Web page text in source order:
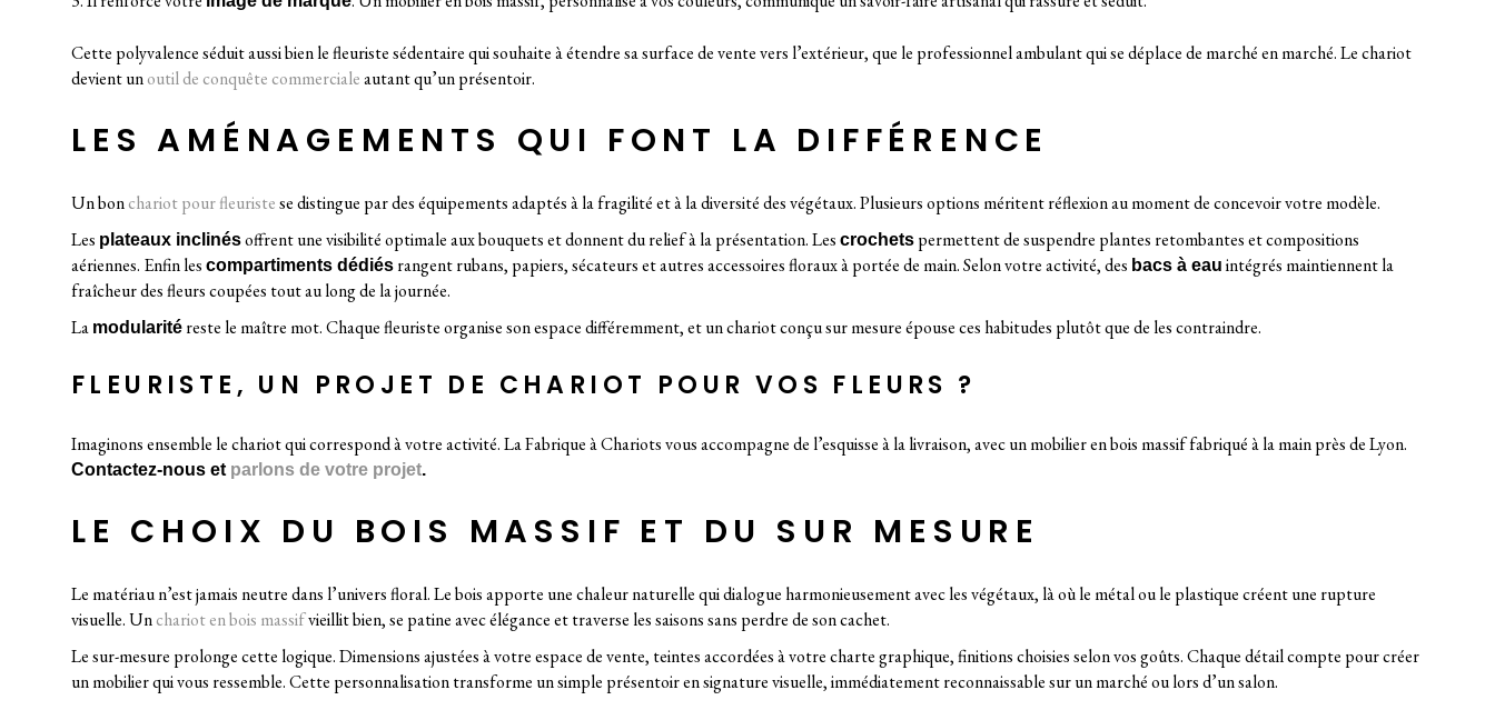
Cette polyvalence séduit aussi bien le fleuriste sédentaire qui souhaite à étendre sa surface de vente vers l’extérieur, que le professionnel ambulant qui se déplace de marché en marché. Le chariot
devient unoutil de conquête commercialeautant qu’un présentoir.
LES AMÉNAGEMENTS QUI FONT LA DIFFÉRENCE
Un bonchariot pour fleuristese distingue par des équipements adaptés à la fragilité et à la diversité des végétaux. Plusieurs options méritent réflexion au moment de concevoir votre modèle.
Les plateaux inclinésoffrent une visibilité optimale aux bouquets et donnent du relief à la présentation. Les crochets permettent de suspendre plantes retombantes et compositions
aériennes. Enfin les compartiments dédiés rangent rubans, papiers, sécateurs et autres accessoires floraux à portée de main. Selon votre activité, des bacs à eau intégrés maintiennent la
fraîcheur des fleurs coupées tout au long de la journée.
La modularité reste le maître mot. Chaque fleuriste organise son espace différemment, et un chariot conçu sur mesure épouse ces habitudes plutôt que de les contraindre.
FLEURISTE, UN PROJET DE CHARIOT POUR VOS FLEURS ?
Imaginons ensemble le chariot qui correspond à votre activité. La Fabrique à Chariots vous accompagne de l’esquisse à la livraison, avec un mobilier en bois massif fabriqué à la main près de Lyon.
Contactez-nous et parlons de votre projet.
LE CHOIX DU BOIS MASSIF ET DU SUR MESURE
Le matériau n’est jamais neutre dans l’univers floral. Le bois apporte une chaleur naturelle qui dialogue harmonieusement avec les végétaux, là où le métal ou le plastique créent une rupture
visuelle. Unchariot en bois massifvieillit bien, se patine avec élégance et traverse les saisons sans perdre de son cachet.
Le sur-mesure prolonge cette logique. Dimensions ajustées à votre espace de vente, teintes accordées à votre charte graphique, finitions choisies selon vos goûts. Chaque détail compte pour créer
un mobilier qui vous ressemble. Cette personnalisation transforme un simple présentoir en signature visuelle, immédiatement reconnaissable sur un marché ou lors d’un salon.